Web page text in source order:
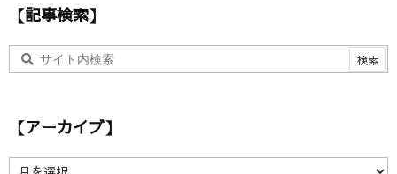
【記事検索】
【アーカイブ】